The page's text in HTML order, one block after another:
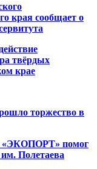
края сообщает о
твёрдых
крае
торжество в
«ЭКОПОРТ» помог
им. Полетаева